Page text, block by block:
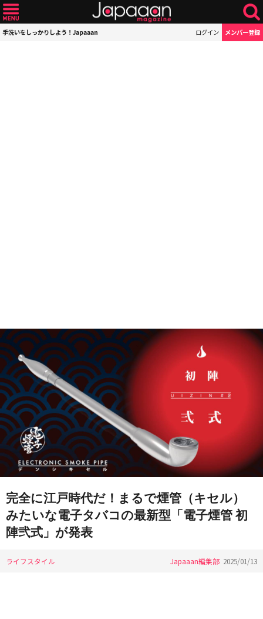
手洗いをしっかりしよう！Japaaan ログイン メンバー登録
完全に江戸時代だ！まるで煙管（キセル）
みたいな電子タバコの最新型「電子煙管 初
陣弐式」が発表
ライフスタイル Japaaan編集部 2025/01/13